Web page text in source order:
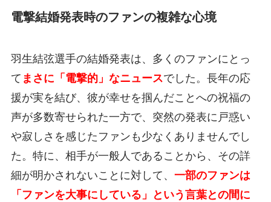
電撃結婚発表時のファンの複雑な心境
羽生結弦選手の結婚発表は、多くのファンにとっ
て まさに「電撃的」なニュースでした。長年の応
援が実を結び、彼が幸せを掴んだことへの祝福の
声が多数寄せられた一方で、突然の発表に戸惑い
や寂しさを感じたファンも少なくありませんでし
た。特に、相手が一般人であることから、その詳
細が明かされないことに対して、 一部のファンは
「ファンを大事にしている」という言葉との間に